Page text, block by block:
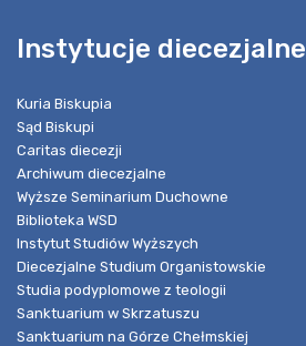
Instytucje diecezjalne
Kuria Biskupia
Sąd Biskupi
Caritas diecezji
Archiwum diecezjalne
Wyższe Seminarium Duchowne
Biblioteka WSD
Instytut Studiów Wyższych
Diecezjalne Studium Organistowskie
Studia podyplomowe z teologii
Sanktuarium w Skrzatuszu
Sanktuarium na Górze Chełmskiej